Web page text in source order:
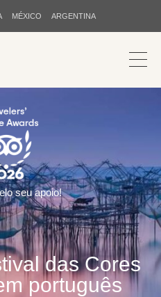
MÉXICO ARGENTINA
das Cores
português
seu apoio!